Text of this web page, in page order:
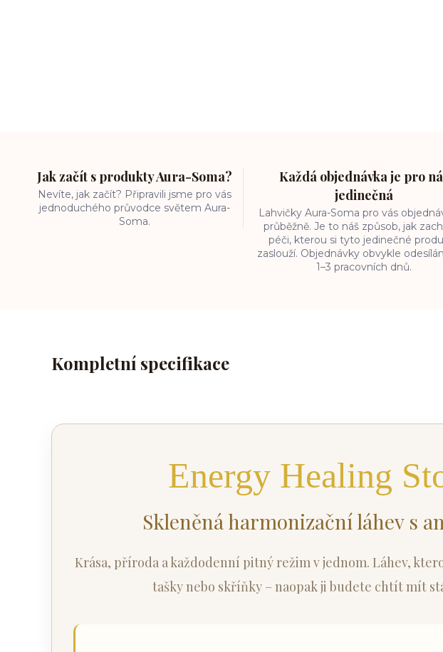
Jak začít s produkty Aura-Soma?
Nevíte, jak začít? Připravili jsme pro vás
jednoduchého průvodce světem Aura-
Soma.
Každá objednávka je pro
jedinečná
Lahvičky Aura-Soma pro vás
průběžně. Je to náš způsob, jak
péči, kterou si tyto jedinečné
zaslouží. Objednávky obvykle
1–3 pracovních dnů.
Kompletní specifikace
Energy Healing
Skleněná harmonizační láhev s
Krása, příroda a každodenní pitný režim v jednom. Láhev,
tašky nebo skříňky – naopak ji budete chtít mít